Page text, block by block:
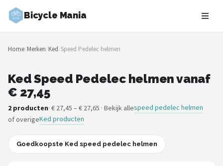
Bicycle Mania
Zoeken
NAVIGATIE
Merken
Blog
Fietsroutes
Home/Merken/Ked/Speed Pedelec helmen
Ked Speed Pedelec helmen vanaf
€ 27,45
2 producten· € 27,45 – € 27,65 · Bekijk allespeed pedelec helmen
of overigeKed producten
Goedkoopste Ked speed pedelec helmen